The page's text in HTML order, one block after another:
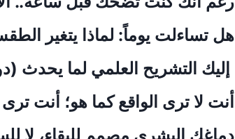
‏هل تساءلت يوماً: لماذا يتغير
إليك التشريح العلمي لما يحدث
‏أنت لا ترى الواقع كما هو؛ أنت